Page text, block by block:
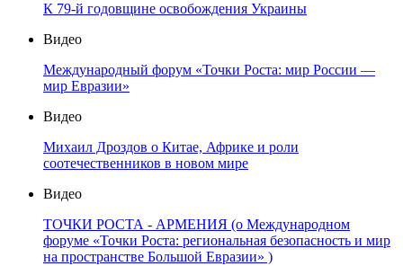
К 79-й годовщине освобождения Украины
Видео
Международный форум «Точки Роста: мир России —
мир Евразии»
Видео
Михаил Дроздов о Китае, Африке и роли
соотечественников в новом мире
Видео
ТОЧКИ РОСТА - АРМЕНИЯ (о Международном
форуме «Точки Роста: региональная безопасность и мир
на пространстве Большой Евразии» )